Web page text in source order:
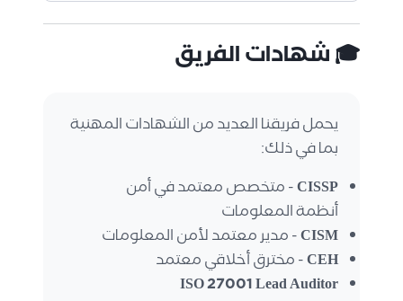
🎓 شهادات الفريق
يحمل فريقنا العديد من الشهادات المهنية
بما في ذلك:
CISSP- متخصص معتمد في أمن
أنظمة المعلومات
CISM- مدير معتمد لأمن المعلومات
CEH- مخترق أخلاقي معتمد
ISO 27001 Lead Auditor